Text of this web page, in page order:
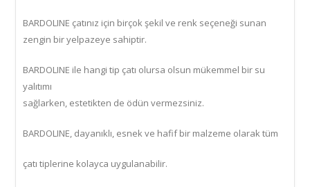
BARDOLINE çatınız için birçok şekil ve renk seçeneği sunan
zengin bir yelpazeye sahiptir.
BARDOLINE ile hangi tip çatı olursa olsun mükemmel bir su
yalıtımı
sağlarken, estetikten de ödün vermezsiniz.
BARDOLINE, dayanıklı, esnek ve hafif bir malzeme olarak tüm
çatı tiplerine kolayca uygulanabilir.